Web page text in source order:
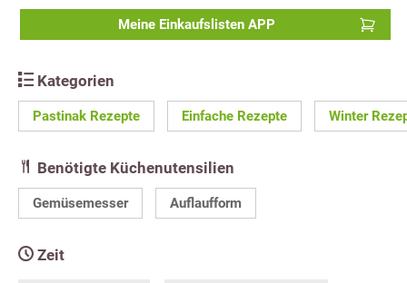
Meine Einkaufslisten APP
Kategorien
Pastinak Rezepte Einfache Rezepte Winter
Benötigte Küchenutensilien
Gemüsemesser Auflaufform
Zeit